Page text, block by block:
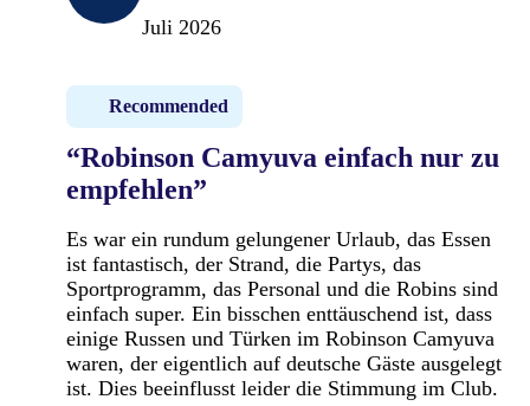
Juli 2026
Recommended
“Robinson Camyuva einfach nur zu
empfehlen”
Es war ein rundum gelungener Urlaub, das Essen
ist fantastisch, der Strand, die Partys, das
Sportprogramm, das Personal und die Robins sind
einfach super. Ein bisschen enttäuschend ist, dass
einige Russen und Türken im Robinson Camyuva
waren, der eigentlich auf deutsche Gäste ausgelegt
ist. Dies beeinflusst leider die Stimmung im Club.